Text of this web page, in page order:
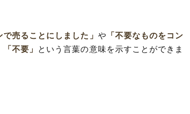
売ることにしました」 や 「不要なものをコン
「不要」
という言葉の意味を示すことができま